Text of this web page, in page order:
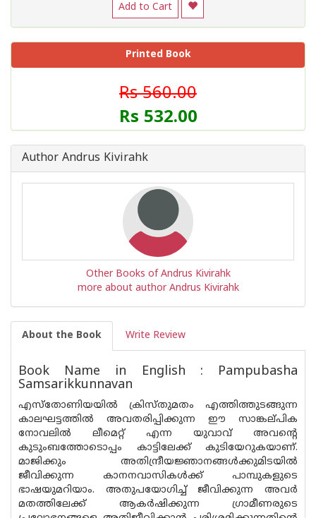
Add to Cart
Printed Book
Rs 560.00
Rs 532.00
Author Andrus Kivirahk
Other Books of Andrus Kivirahk
more about author Andrus Kivirahk
About the Book Write Review
Book Name in English : Pampubasha
Samsarikkunnavan
എസ്തോണിയയിൽ ക്രിസ്‌തുമതം എത്തിത്തുടങ്ങുന്ന
കാലഘട്ടത്തിൽ അവതരിപ്പിക്കുന്ന ഈ സാങ്കല്‌പിക
നോവലിൽ ലീമെറ്റ് എന്ന യുവാവ് അവന്റെ
കുടുംബത്തോടൊപ്പം കാട്ടിലേക്ക് കുടിയേറുകയാണ്.
മാജിക്കും അതിന്ദ്രീയജ്ഞാനങ്ങൾക്കുമിടയിൽ
ജീവിക്കുന്ന കാനനവാസികൾക്ക് പാമ്പുകളുടെ
ഭാഷയുമറിയാം. അതുപയോഗിച്ച് ജീവിക്കുന്ന അവർ
മതത്തിലേക്ക് ആകർഷിക്കുന്ന ഗ്രാമീണരുടെ